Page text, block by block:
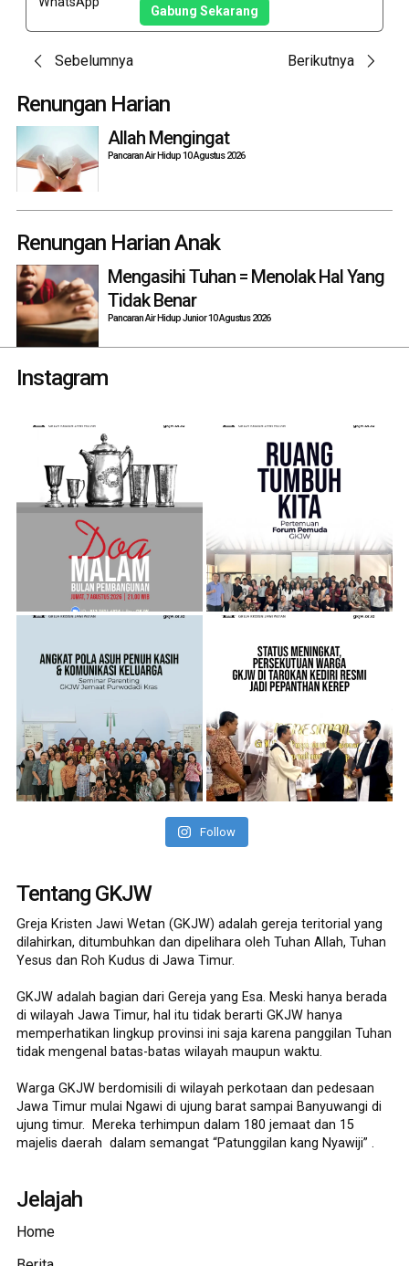
Gabung Sekarang
Post
navigation
Sebelumnya Berikutnya
Renungan Harian
Allah Mengingat
Pancaran Air Hidup 10 Agustus 2026
Renungan Harian Anak
Mengasihi Tuhan = Menolak Hal Yang
Tidak Benar
Pancaran Air Hidup Junior 10 Agustus 2026
Instagram
Follow
Tentang GKJW
Greja Kristen Jawi Wetan (GKJW) adalah gereja teritorial yang
dilahirkan, ditumbuhkan dan dipelihara oleh Tuhan Allah, Tuhan
Yesus dan Roh Kudus di Jawa Timur.
GKJW adalah bagian dari Gereja yang Esa. Meski hanya berada
di wilayah Jawa Timur, hal itu tidak berarti GKJW hanya
memperhatikan lingkup provinsi ini saja karena panggilan Tuhan
tidak mengenal batas-batas wilayah maupun waktu.
Warga GKJW berdomisili di wilayah perkotaan dan pedesaan
Jawa Timur mulai Ngawi di ujung barat sampai Banyuwangi di
ujung timur. Mereka terhimpun dalam 180 jemaat dan 15
majelis daerah dalam semangat “Patunggilan kang Nyawiji” .
Jelajah
Home